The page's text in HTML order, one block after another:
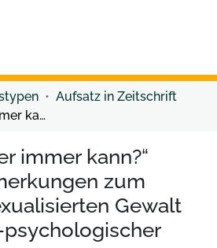
Aufsatz in Zeitschrift
„Der Mann, der immer kann?“ Kritische Anmerkungen zum Begriff der sexualisierten Gewalt aus politisch-psychologischer Perspektive
immer kann?“
zum
Gewalt